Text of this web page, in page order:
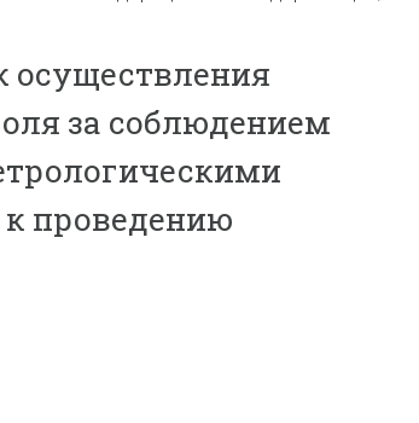
осуществления
за соблюдением
проведению